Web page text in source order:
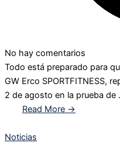
No hay comentarios
Todo está preparado para
GW Erco SPORTFITNESS,
2 de agosto en la prueba de
Read More →
Noticias